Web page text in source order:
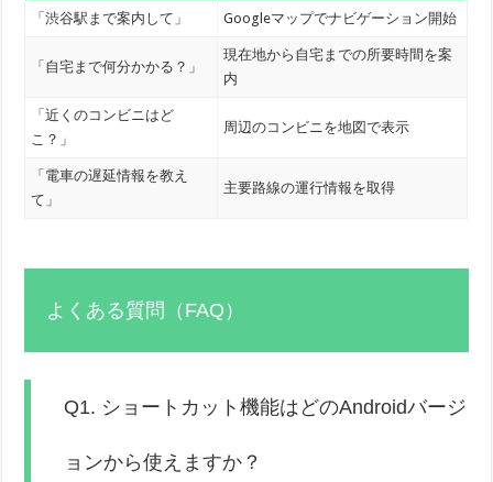
「渋谷駅まで案内して」 Googleマップでナビゲーション開始
「自宅まで何分かかる？」
現在地から自宅までの所要時間を案
内
「近くのコンビニはど
こ？」
周辺のコンビニを地図で表示
「電車の遅延情報を教え
て」
主要路線の運行情報を取得
よくある質問（FAQ）
Q1. ショートカット機能はどのAndroidバージ
ョンから使えますか？